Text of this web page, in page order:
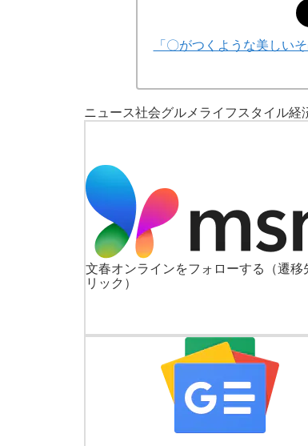
「〇がつくような美しい
ニュース社会グルメ ライフスタイル経
文春オンラインをフォローする
（遷
リック）